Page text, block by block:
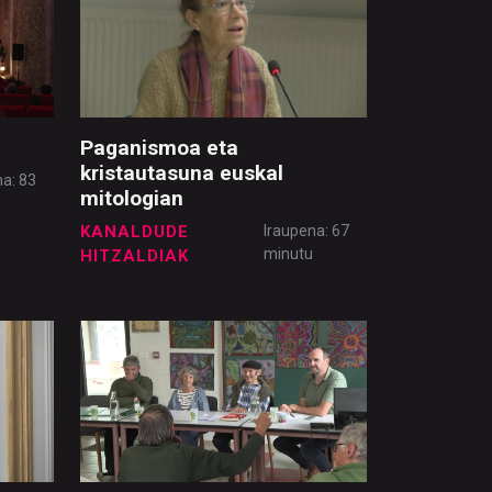
83
Paganismoa eta
kristautasuna euskal
mitologian
KANALDUDE
HITZALDIAK
Iraupena: 67
minutu